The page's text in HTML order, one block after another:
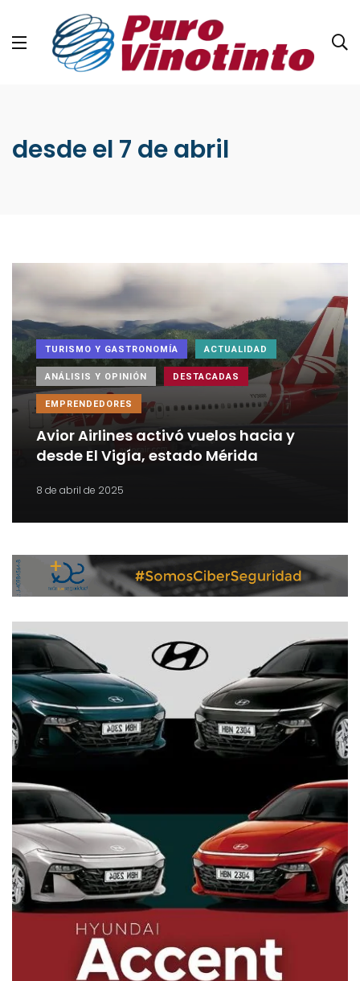
desde el 7 de abril
TURISMO Y GASTRONOMÍA ACTUALIDAD
ANÁLISIS Y OPINIÓN DESTACADAS
EMPRENDEDORES
Avior Airlines activó vuelos hacia y
desde El Vigía, estado Mérida
8 de abril de 2025